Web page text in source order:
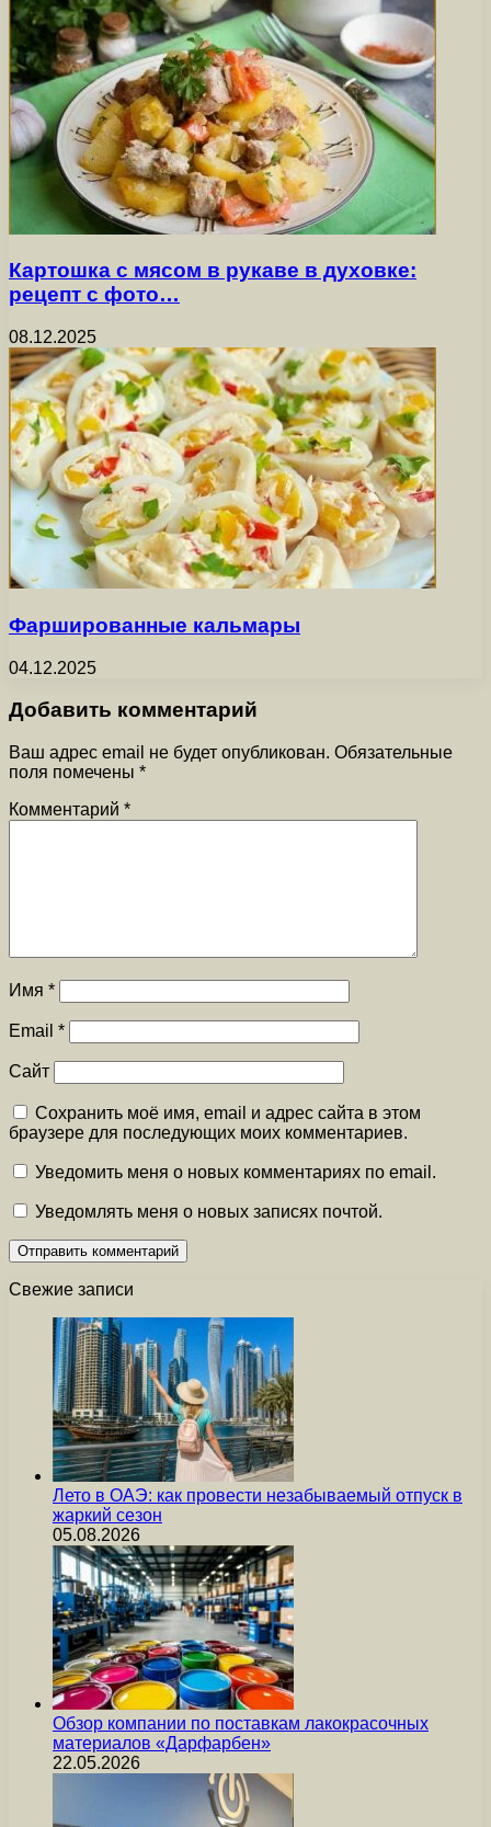
Картошка с мясом в рукаве в духовке:
рецепт с фото…
08.12.2025
Фаршированные кальмары
04.12.2025
Добавить комментарий
Ваш адрес email не будет опубликован. Обязательные
поля помечены *
Комментарий *
Имя *
Email *
Сайт
Сохранить моё имя, email и адрес сайта в этом
браузере для последующих моих комментариев.
Уведомить меня о новых комментариях по email.
Уведомлять меня о новых записях почтой.
Свежие записи
Лето в ОАЭ: как провести незабываемый отпуск в
жаркий сезон
05.08.2026
Обзор компании по поставкам лакокрасочных
материалов «Дарфарбен»
22.05.2026